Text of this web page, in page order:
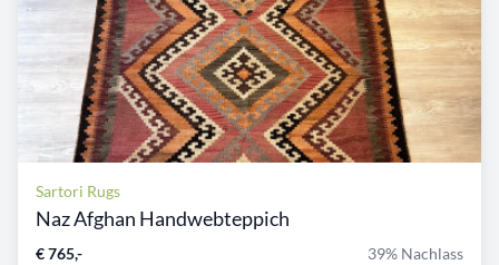
Sartori Rugs
Naz Afghan Handwebteppich
€ 765,- 39% Nachlass